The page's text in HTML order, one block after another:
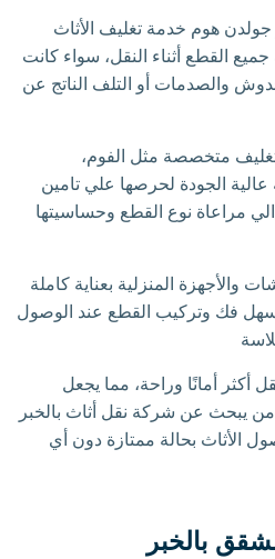
هوم خدمة تغليف الأثاث
القطع أثناء النقل، سواء كانت
والصدمات أو التلف الناتج عن
متخصصة مثل الفوم،
عالية الجودة لحرصها علي تامين
مراعاة نوع القطع وحساسيتها
والأجهزة المنزلية بعناية كاملة
يسهل فك وتركيب القطع عند الوصول
أكثر أمانًا وراحة، مما يجعل
يبحث عن شركة نقل أثاث بالخبر
الأثاث بحالة ممتازة دون أي
بالخبر